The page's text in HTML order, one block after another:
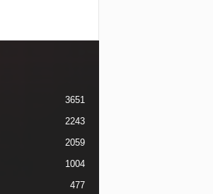
3651
2243
2059
1004
477